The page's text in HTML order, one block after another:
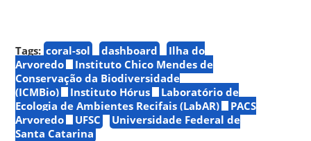
Tags: coral-sol dashboard
Ilha do
Arvoredo
Instituto Chico Mendes de
Conservação da Biodiversidade
(ICMBio)
Instituto Hórus
Laboratório de
Ecologia de Ambientes Recifais (LabAR)
PACS
Arvoredo
UFSC
Universidade Federal de
Santa Catarina